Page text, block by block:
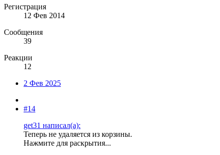
Регистрация
12 Фев 2014
Сообщения
39
Реакции
12
2 Фев 2025
#14
get31 написал(а):
Теперь не удаляется из корзины.
Нажмите для раскрытия...